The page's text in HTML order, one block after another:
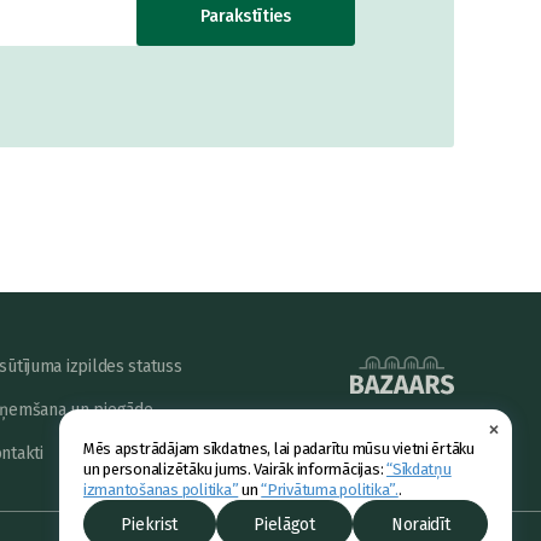
×
Mēs apstrādājam sīkdatnes, lai padarītu mūsu vietni ērtāku
un personalizētāku jums. Vairāk informācijas:“Sīkdatņu
izmantošanas politika” un“Privātuma politika”..
Piekrist Pielāgot Noraidīt
Parakstīties
izpildes statuss
un piegāde